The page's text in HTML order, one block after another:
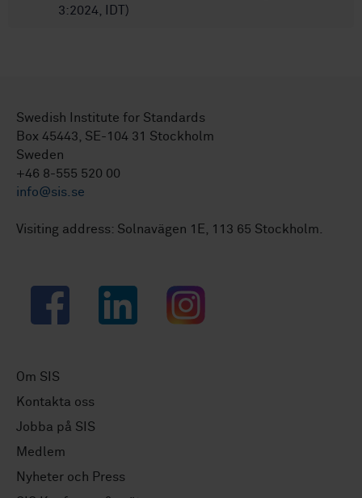
3:2024, IDT)
Swedish Institute for Standards
Box 45443, SE-104 31 Stockholm
Sweden
+46 8-555 520 00
info@sis.se
Visiting address: Solnavägen 1E, 113 65 Stockholm.
Facebook LinkedIn Instagram
Om SIS
Kontakta oss
Jobba på SIS
Medlem
Nyheter och Press